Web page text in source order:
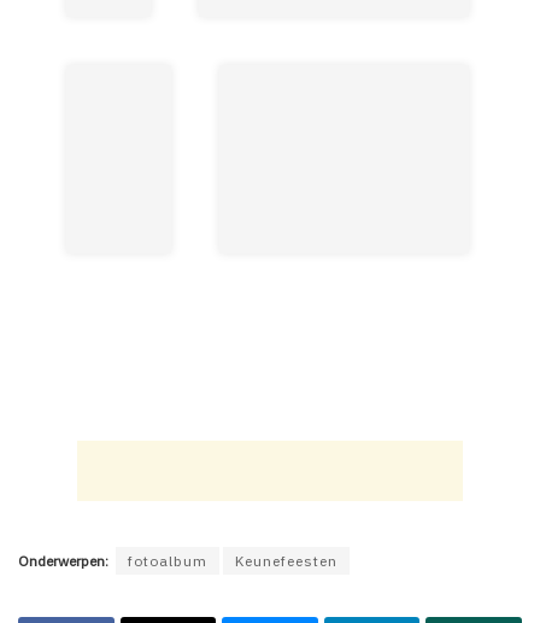
Onderwerpen: fotoalbum Keunefeesten